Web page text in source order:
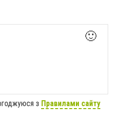
🙂
з Правилами сайту